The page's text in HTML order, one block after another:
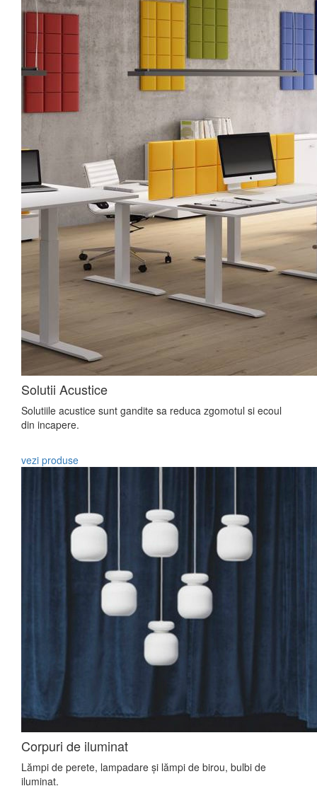
Solutii Acustice
Solutiile acustice sunt gandite sa reduca zgomotul si ecoul
din incapere.
vezi produse
Corpuri de iluminat
Lămpi de perete, lampadare și lămpi de birou, bulbi de
iluminat.